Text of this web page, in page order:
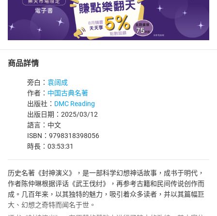
商品詳情
旁白： 袁阔成
作者： 中国古典名著
出版社： DMC Reading
出版日期：2025/03/12
語言：中文
ISBN：9798318398056
時長：03:53:31
历史名著《封神演义》，是一部科学幻想神话故事，成书于明代，
作者陈仲琳根据评话《武王伐纣》，再参考古籍和民间传说创作而
成。几百年来，以其独特的魅力，吸引着众多读者，并以其篇幅巨
大、幻想之奇特而闻名于世。